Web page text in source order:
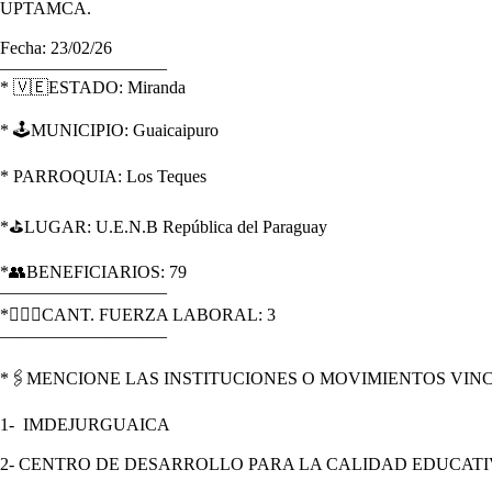
UPTAMCA.​ ​
‎Fecha: 23/02/26
‎—————————–
‎* 🇻🇪ESTADO: Miranda
‎* 🕹️MUNICIPIO: Guaicaipuro
‎* PARROQUIA: Los Teques
‎*⛳LUGAR: U.E.N.B República del Paraguay
‎*👥BENEFICIARIOS: 79
‎—————————–
‎*🏋🏽‍♀CANT. FUERZA LABORAL: 3
‎—————————–
‎*🖇️MENCIONE LAS INSTITUCIONES O MOVIMIENTOS
‎1- IMDEJURGUAICA
‎2- CENTRO DE DESARROLLO PARA LA CALIDAD